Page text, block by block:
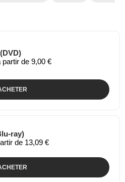
partir de 9,00 €
ray)
de 13,09 €